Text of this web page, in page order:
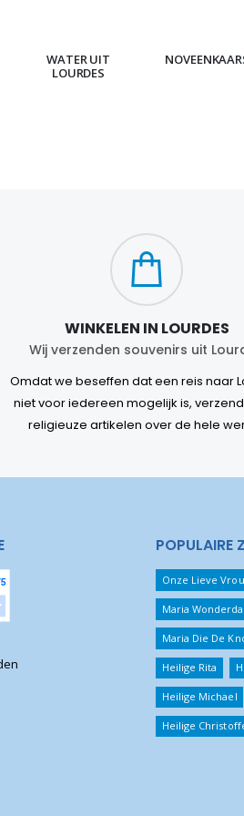
WATER UIT
LOURDES
WINKELEN IN LOURDES
Wij verzenden souvenirs uit
Omdat we beseffen dat een reis naar
niet voor iedereen mogelijk is,
religieuze artikelen over de hele
POPULAIRE
Onze Lieve
Maria
Maria Die De
Heilige Rita
Heilige Michael
Heilige